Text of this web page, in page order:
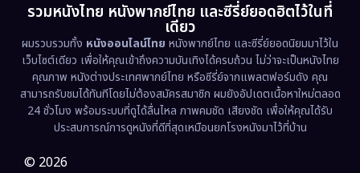
Family ครอบครัว (375)
Fantasy จินตนาการ (338)
Fiction (9)
Film (57)
Gothic
รวมหนังไทย หนังพากย์ไทย และซีรี่ย์ยอดฮิตไว้ในที่
เดียว
ผมรวบรวมทั้ง หนังออนไลน์ไทย หนังพากย์ไทย และซีรี่ย์ยอดนิยมมาไว้ใน
เว็บไซต์เดียว เพื่อให้คุณเข้าถึงความบันเทิงได้ครบถ้วน ไม่ว่าจะเป็นหนังไทย
คุณภาพ หนังต่างประเทศพากย์ไทย หรือซีรี่ย์จากแพลตฟอร์มดัง คุณ
สามารถรับชมได้ทันทีโดยไม่ต้องสมัครสมาชิก ผมยังอัปเดตเนื้อหาใหม่ตลอด
24 ชั่วโมง พร้อมระบบที่ดูได้ลื่นไหล ภาพคมชัด เสียงชัด เพื่อให้คุณได้รับ
ประสบการณ์การดูหนังที่ดีที่สุดเหมือนยกโรงหนังมาไว้ที่บ้าน
© 2026